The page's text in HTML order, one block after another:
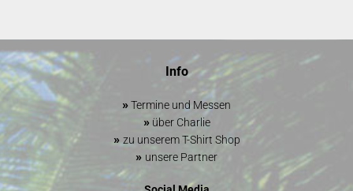
Info
»Termine und Messen
» über Charlie
» zu unserem T-Shirt Shop
» unsere Partner